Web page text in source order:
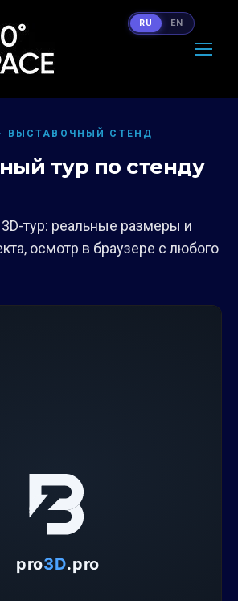
ВЫСТАВОЧНЫЙ СТЕНД
тур по стенду
тур: реальные размеры и
осмотр в браузере с любого
RU EN